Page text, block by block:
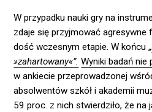
W przypadku nauki gry na
zdaje się przyjmować agresywne
dość wczesnym etapie. W końcu „
»zahartowany«”. Wyniki badań
w ankiecie przeprowadzonej
absolwentów szkół i akademii
59 proc. z nich stwierdziło, że na